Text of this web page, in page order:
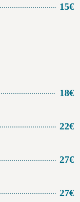
15€
18€
22€
27€
27€